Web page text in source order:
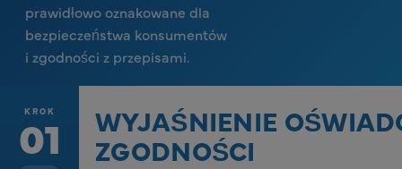
prawidłowo oznakowane dla
bezpieczeństwa konsumentów
i zgodności z przepisami.
KROK
01
WYJAŚNIENIE
ZGODNOŚCI